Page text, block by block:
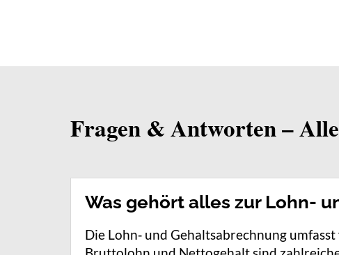
Fragen & Antworten –
Was gehört alles zur Lohn-
Die Lohn‑ und Gehaltsabrechnung